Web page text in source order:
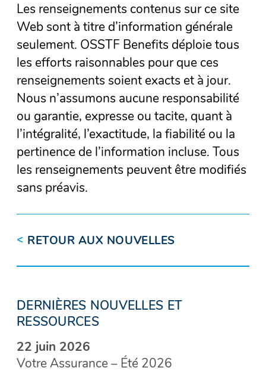
Les renseignements contenus sur ce site
Web sont à titre d’information générale
seulement. OSSTF Benefits déploie tous
les efforts raisonnables pour que ces
renseignements soient exacts et à jour.
Nous n’assumons aucune responsabilité
ou garantie, expresse ou tacite, quant à
l’intégralité, l’exactitude, la fiabilité ou la
pertinence de l’information incluse. Tous
les renseignements peuvent être modifiés
sans préavis.
< RETOUR AUX NOUVELLES
DERNIÈRES NOUVELLES ET
RESSOURCES
22 juin 2026
Votre Assurance – Été 2026